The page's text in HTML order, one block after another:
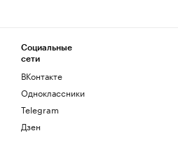
Социальные
сети
ВКонтакте
Одноклассники
Telegram
Дзен